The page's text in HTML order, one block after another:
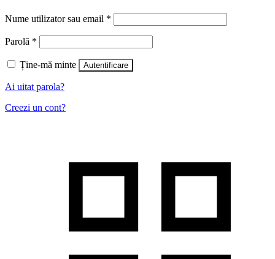
Nume utilizator sau email *
Parolă *
Ține-mă minte Autentificare
Ai uitat parola?
Creezi un cont?